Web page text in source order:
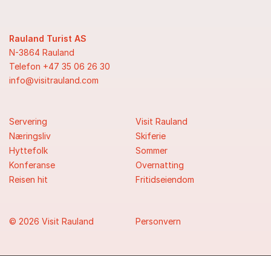
Rauland Turist AS
N-3864 Rauland
Telefon +47 35 06 26 30
info@visitrauland.com
Servering
Næringsliv
Hyttefolk
Konferanse
Reisen hit
Visit Rauland
Skiferie
Sommer
Overnatting
Fritidseiendom
© 2026 Visit Rauland Personvern